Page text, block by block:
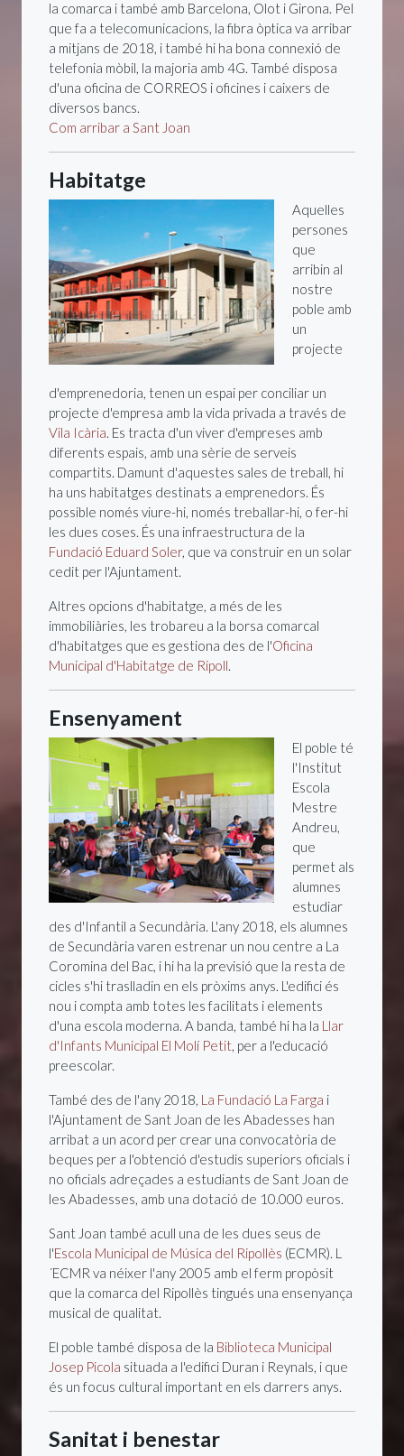
la comarca i també amb Barcelona, Olot i Girona. Pel
que fa a telecomunicacions, la fibra òptica va arribar
a mitjans de 2018, i també hi ha bona connexió de
telefonia mòbil, la majoria amb 4G. També disposa
d'una oficina de CORREOS i oficines i caixers de
diversos bancs.
Com arribar a Sant Joan
Habitatge
Aquelles
persones
que
arribin al
nostre
poble amb
un
projecte
d'emprenedoria, tenen un espai per conciliar un
projecte d'empresa amb la vida privada a través de
Vila Icària. Es tracta d'un viver d'empreses amb
diferents espais, amb una sèrie de serveis
compartits. Damunt d'aquestes sales de treball, hi
ha uns habitatges destinats a emprenedors. És
possible només viure-hi, només treballar-hi, o fer-hi
les dues coses. És una infraestructura de la
Fundació Eduard Soler, que va construir en un solar
cedit per l'Ajuntament.
Altres opcions d'habitatge, a més de les
immobiliàries, les trobareu a la borsa comarcal
d'habitatges que es gestiona des de l'Oficina
Municipal d'Habitatge de Ripoll.
Ensenyament
El poble té
l'Institut
Escola
Mestre
Andreu,
que
permet als
alumnes
estudiar
des d'Infantil a Secundària. L'any 2018, els alumnes
de Secundària varen estrenar un nou centre a La
Coromina del Bac, i hi ha la previsió que la resta de
cicles s'hi traslladin en els pròxims anys. L'edifici és
nou i compta amb totes les facilitats i elements
d'una escola moderna. A banda, també hi ha la Llar
d'Infants Municipal El Molí Petit, per a l'educació
preescolar.
També des de l'any 2018, La Fundació La Farga i
l'Ajuntament de Sant Joan de les Abadesses han
arribat a un acord per crear una convocatòria de
beques per a l'obtenció d'estudis superiors oficials i
no oficials adreçades a estudiants de Sant Joan de
les Abadesses, amb una dotació de 10.000 euros.
Sant Joan també acull una de les dues seus de
l'Escola Municipal de Música del Ripollès (ECMR). L
´ECMR va néixer l'any 2005 amb el ferm propòsit
que la comarca del Ripollès tingués una ensenyança
musical de qualitat.
El poble també disposa de la Biblioteca Municipal
Josep Picola situada a l'edifici Duran i Reynals, i que
és un focus cultural important en els darrers anys.
Sanitat i benestar